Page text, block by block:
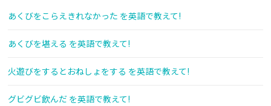
あくびをこらえきれなかった を英語で教えて!
あくびを堪える を英語で教えて!
火遊びをするとおねしょをする を英語で教えて!
グビグビ飲んだ を英語で教えて!